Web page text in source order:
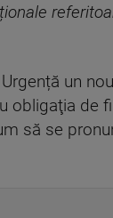
un
obligaţia de
să se